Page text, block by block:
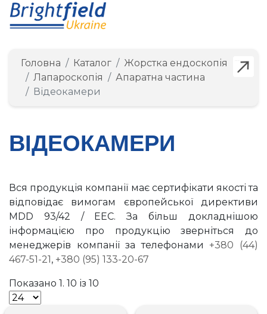
Головна Каталог
Жорстка ендоскопія
Лапароскопія
Апаратна частина
Відеокамери
ВІДЕОКАМЕРИ
Вся продукція компанії має сертифікати якості та
відповідає вимогам європейської директиви
MDD 93/42 / EEC. За більш докладнішою
інформацією про продукцію зверніться до
менеджерів компанії за телефонами+380 (44)
467-51-21, +380 (95) 133-20-67
Показано 1. 10 із 10